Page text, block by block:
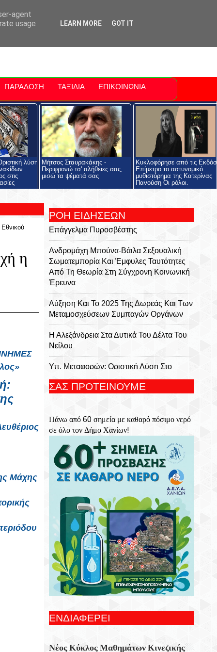
Polis
ΠΑΡΑΔΟΣΗ ΤΑΞΙΔΙΑ ΕΠΙΚΟΙΝΩΝΙΑ
λύση
στις
Μήτσος Σταυρακάκης -
Περιφρονώ τσ' αλήθειες σας,
μισώ τα ψέματά σας
Κυκλοφόρησε από τις
Επίμετρο το αστυνομικό
μυθιστόρημα της Κατερίνας
Πανούση Οι ρόλοι.
η
Μάχης
ΡΟΗ ΕΙΔΗΣΕΩΝ
Επάγγελμα Πυροσβέστης
Ανδρομάχη Μπούνα-Βάιλα Σεξουαλική
Σωματεμπορία Και Έμφυλες Ταυτότητες
Από Τη Θεωρία Στη Σύγχρονη Κοινωνική
Έρευνα
Αύξηση Και Το 2025 Της Δωρεάς Και Των
Μεταμοσχεύσεων Συμπαγών Οργάνων
Η Αλεξάνδρεια Στα Δυτικά Του Δέλτα Του
Νείλου
Υπ. Μεταφορών: Οριστική Λύση Στο
Τέλος Στις Χρονοβόρες Διαδικασίες
Αλήθειες Σας, Μισώ Τα Ψέματά Σας
Κυκλοφόρησε Από Τις Εκδόσεις Επίμετρο
Το Αστυνομικό Μυθιστόρημα Της
Κατερίνας Πανούση Οι Ρόλοι.
Σεβασμός Σε Κάθε Ζωή: Ενημέρωση Για
Τις Υποχρεώσεις Των Ιδιοκτητών Ζώων
Συντροφιάς
9 Αυγούστου 1978 Ο Ηρακλειώτης
Πιλότος Της Ολυμπιακής Που Πέταξε Το
Τεράστιο Τζάμπο Με Έναν Κατεστραμμένο
Κινητήρα Πάνω Από Τις Πολυκατοικίες
Της Αθήνας
Ειδικό Χωροταξικό Για Τον Τουρισμό: Οι
Νέοι Κανόνες Για Επενδύσεις, Νησιά Και
Προορισμούς Υπό Πίεση
ΣΑΣ ΠΡΟΤΕΙΝΟΥΜΕ
Πάνω από 60 σημεία με καθαρό πόσιμο νερό
σε όλο τον Δήμο Χανίων!
ΕΝΔΙΑΦΕΡΕΙ
Νέος Κύκλος Μαθημάτων Κινεζικής
agent
usage
LEARN MORE GOT IT